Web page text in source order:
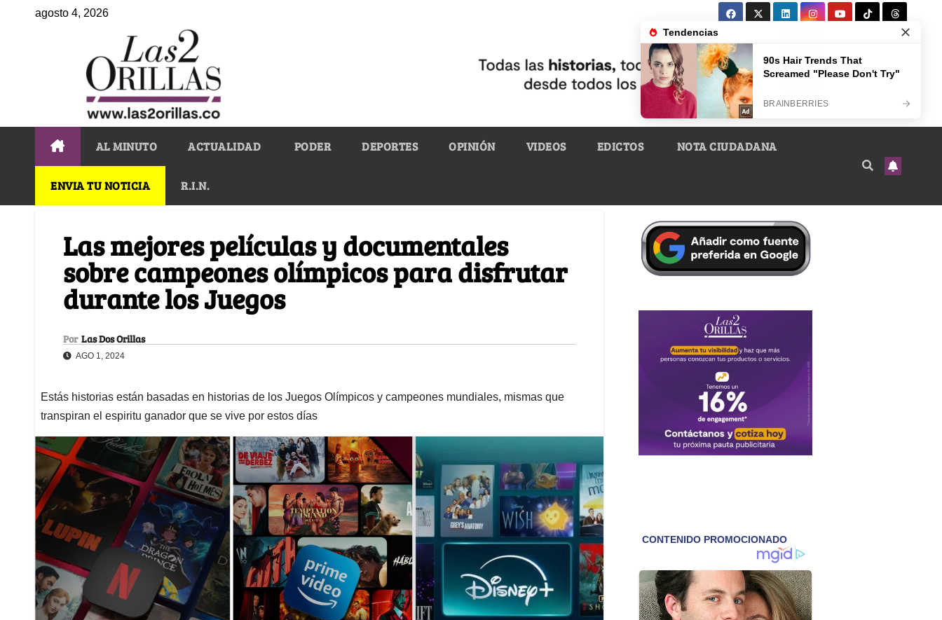
agosto 4, 2026
AL MINUTO ACTUALIDAD PODER DEPORTES OPINIÓN VIDEOS EDICTOS NOTA CIUDADANA
ENVIA TU NOTICIA R.I.N.
Las mejores películas y documentales
sobre campeones olímpicos para disfrutar
durante los Juegos
Por Las Dos Orillas
AGO 1, 2024
Estás historias están basadas en historias de los Juegos Olímpicos y campeones mundiales, mismas que
transpiran el espiritu ganador que se vive por estos días